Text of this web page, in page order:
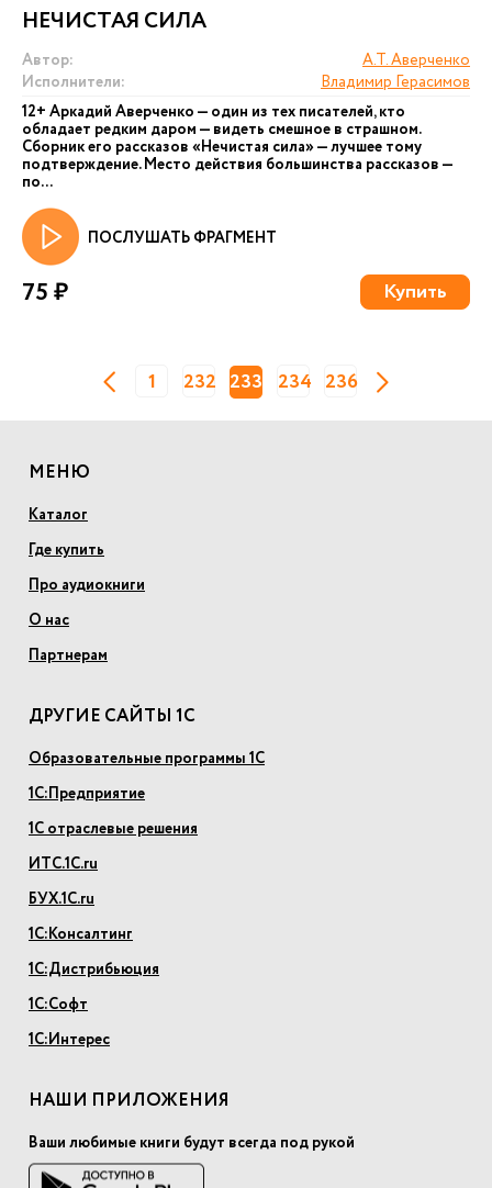
НЕЧИСТАЯ СИЛА
Автор:
А.Т. Аверченко
Исполнители:
Владимир Герасимов
12+ Аркадий Аверченко — один из тех писателей, кто
обладает редким даром — видеть смешное в страшном.
Сборник его рассказов «Нечистая сила» — лучшее тому
подтверждение. Место действия большинства рассказов —
по...
ПОСЛУШАТЬ ФРАГМЕНТ
75 ₽ Купить
1 232 233 234 236
МЕНЮ
Каталог
Где купить
Про аудиокниги
О нас
Партнерам
ДРУГИЕ САЙТЫ 1С
Образовательные программы 1С
1С:Предприятие
1С отраслевые решения
ИТС.1С.ru
БУХ.1С.ru
1С:Консалтинг
1С:Дистрибьюция
1С:Софт
1С:Интерес
НАШИ ПРИЛОЖЕНИЯ
Ваши любимые книги будут всегда под рукой